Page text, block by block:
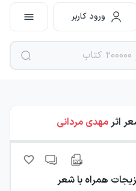
ورود کاربر
اثرمهدی مردانی
همراه با شعر